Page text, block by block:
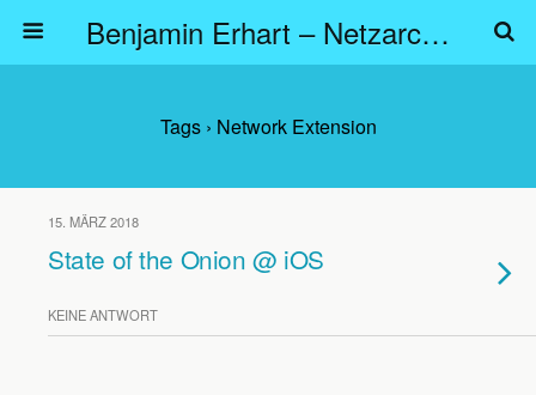
Benjamin Erhart – Netzarchitekt
Tags › Network Extension
15. MÄRZ 2018
State of the Onion @ iOS
KEINE ANTWORT